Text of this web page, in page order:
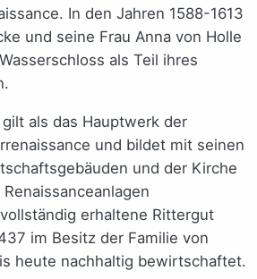
In den Jahren 1588-1613
und seine Frau Anna von Holle
als Teil ihres
als das Hauptwerk der
und bildet mit seinen
und der Kirche
erhaltene Rittergut
im Besitz der Familie von
heute nachhaltig bewirtschaftet.